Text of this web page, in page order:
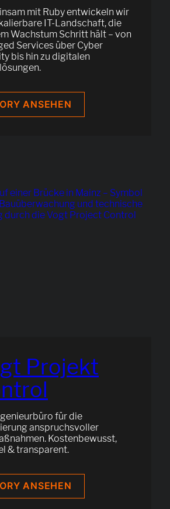
mit Ruby entwickeln wir
IT-Landschaft, die
Wachstum Schritt hält – von
Services über Cyber
bis hin zu digitalen
ANSEHEN
HOTELS
ZIMMER
IN
10
Projekt
für die
anspruchsvoller
Kostenbewusst,
& transparent.
ANSEHEN
PROJEKT